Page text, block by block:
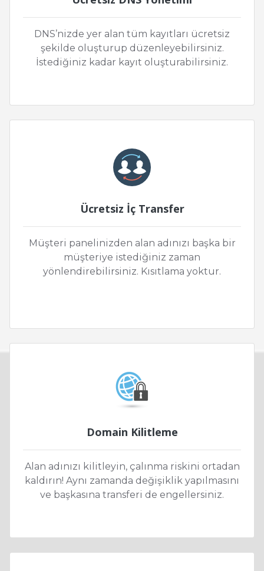
DNS’nizde yer alan tüm kayıtları ücretsiz
şekilde oluşturup düzenleyebilirsiniz.
İstediğiniz kadar kayıt oluşturabilirsiniz.
Ücretsiz İç Transfer
Müşteri panelinizden alan adınızı başka bir
müşteriye istediğiniz zaman
yönlendirebilirsiniz. Kısıtlama yoktur.
Domain Kilitleme
Alan adınızı kilitleyin, çalınma riskini ortadan
kaldırın! Aynı zamanda değişiklik yapılmasını
ve başkasına transferi de engellersiniz.